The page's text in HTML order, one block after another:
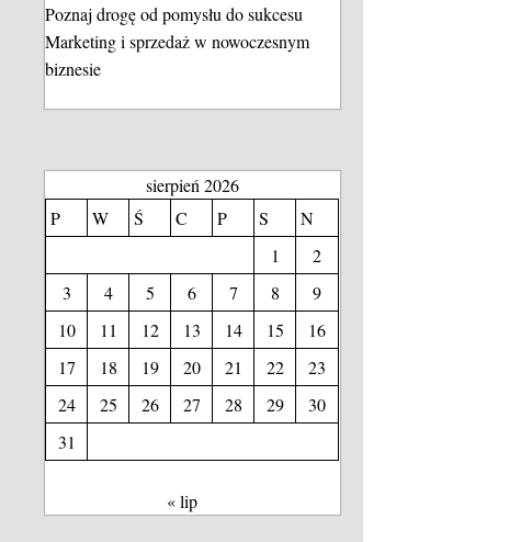
Poznaj drogę od pomysłu do sukcesu
Marketing i sprzedaż w nowoczesnym
biznesie
sierpień 2026
P
W Ś C P S
N
1
2
3
4 5 6 7 8
9
10
11 12 13 14 15
16
17
18 19 20 21 22
23
24
25 26 27 28 29
30
31
« lip